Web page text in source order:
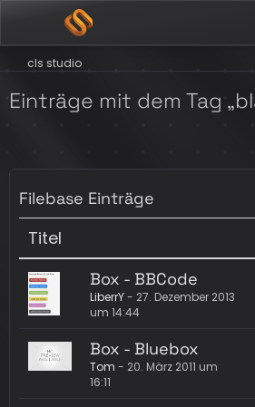
cls studio
Einträge mit dem Tag
Filebase Einträge
Titel
Box - BBCode
LiberrY- 27. Dezember 2013
um 14:44
Box - Bluebox
Tom - 20. März 2011 um
16:11